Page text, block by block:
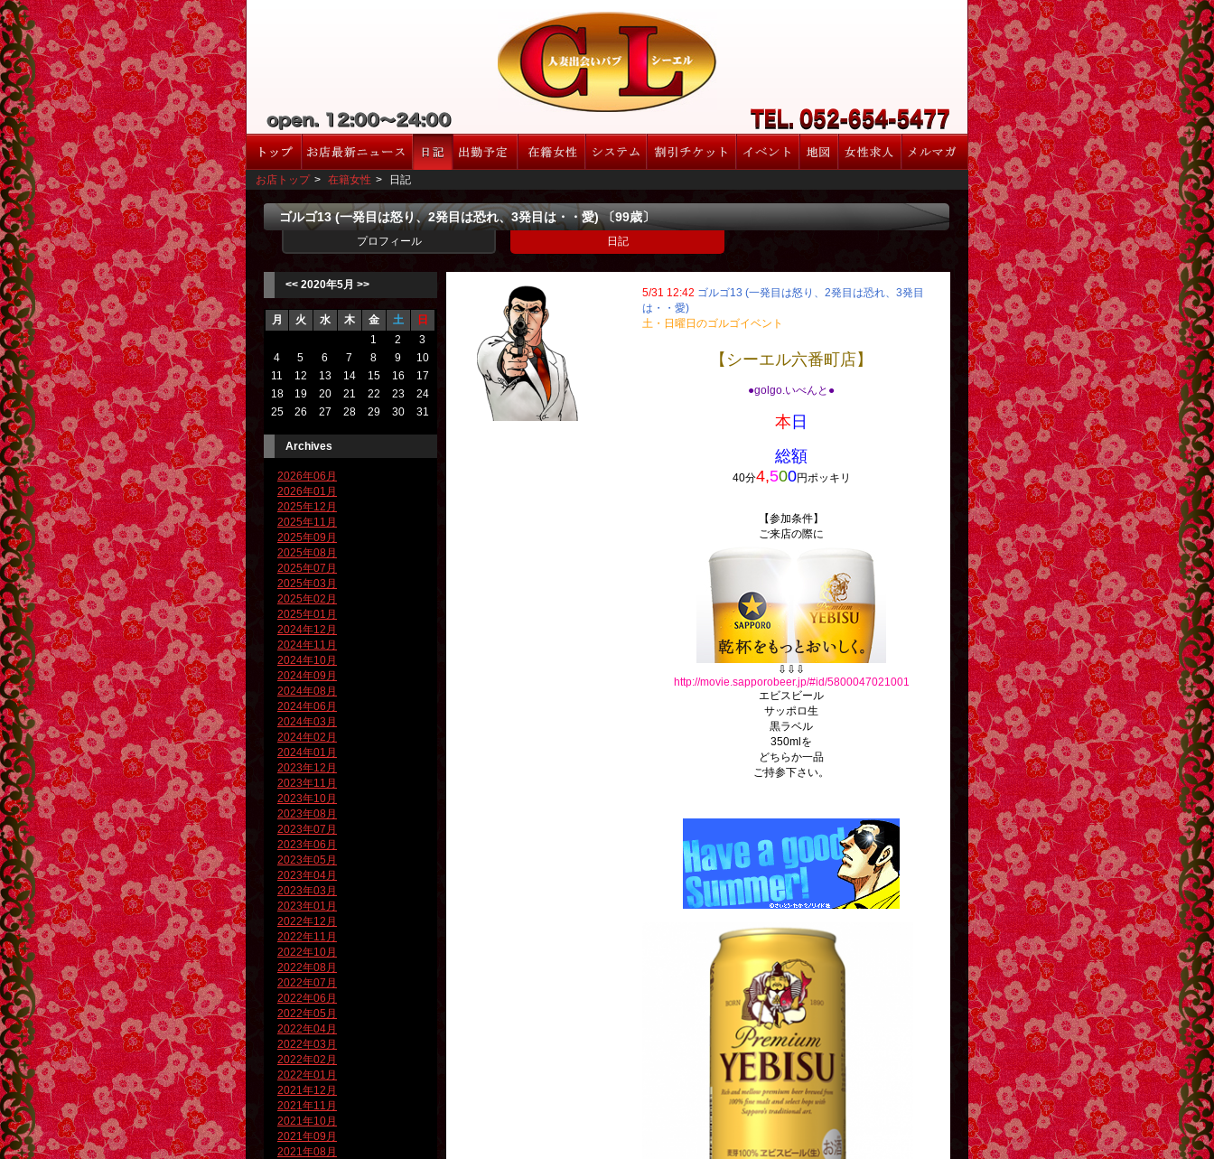
お店トップ > 在籍女性 > 日記
ゴルゴ13 (一発目は怒り、2発目は恐れ、3発目は・・愛) 〔99歳〕
プロフィール 日記
<< 2020年5月 >>
月 火 水 木 金 土
日
1
2
3
4
5 6 7 8 9
10
11
12 13 14 15 16
17
18
19 20 21 22 23
24
25
26 27 28 29 30 31
Archives
2026年06月
2026年01月
2025年12月
2025年11月
2025年09月
2025年08月
2025年07月
2025年03月
2025年02月
2025年01月
2024年12月
2024年11月
2024年10月
2024年09月
2024年08月
2024年06月
2024年03月
2024年02月
2024年01月
2023年12月
2023年11月
2023年10月
2023年08月
2023年07月
2023年06月
2023年05月
2023年04月
2023年03月
2023年01月
2022年12月
2022年11月
2022年10月
2022年08月
2022年07月
2022年06月
2022年05月
2022年04月
2022年03月
2022年02月
2022年01月
2021年12月
2021年11月
2021年10月
2021年09月
2021年08月
5/31 12:42 ゴルゴ13 (一発目は怒り、2発目は恐れ、3発目
は・・愛)
土・日曜日のゴルゴイベント
【シーエル六番町店】
●golgo.いべんと●
本 日
総額
40分4,500円ポッキリ
【参加条件】
ご来店の際に
⇩⇩⇩
http://movie.sapporobeer.jp/#id/5800047021001
エビスビール
サッポロ生
黒ラベル
350mlを
どちらか一品
ご持参下さい。